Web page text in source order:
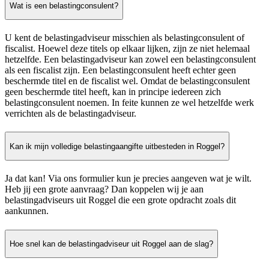
Wat is een belastingconsulent?
U kent de belastingadviseur misschien als belastingconsulent of
fiscalist. Hoewel deze titels op elkaar lijken, zijn ze niet helemaal
hetzelfde. Een belastingadviseur kan zowel een belastingconsulent
als een fiscalist zijn. Een belastingconsulent heeft echter geen
beschermde titel en de fiscalist wel. Omdat de belastingconsulent
geen beschermde titel heeft, kan in principe iedereen zich
belastingconsulent noemen. In feite kunnen ze wel hetzelfde werk
verrichten als de belastingadviseur.
Kan ik mijn volledige belastingaangifte uitbesteden in Roggel?
Ja dat kan! Via ons formulier kun je precies aangeven wat je wilt.
Heb jij een grote aanvraag? Dan koppelen wij je aan
belastingadviseurs uit Roggel die een grote opdracht zoals dit
aankunnen.
Hoe snel kan de belastingadviseur uit Roggel aan de slag?